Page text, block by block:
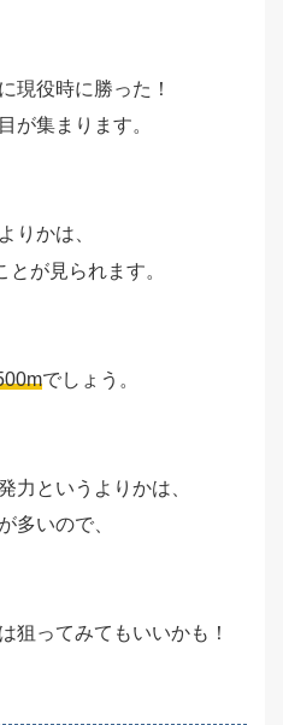
現役時に勝った！
が集まります。
りかは、
とが見られます。
でしょう。
力というよりかは、
多いので、
狙ってみてもいいかも！